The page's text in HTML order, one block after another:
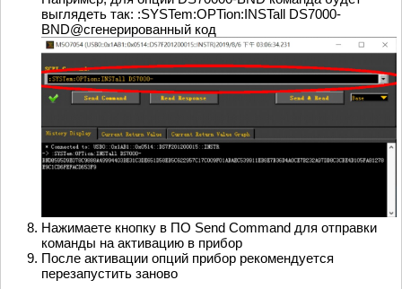
выглядеть так: :SYSTem:OPTion:INSTall DS7000-
BND@сгенерированный код
Нажимаете кнопку в ПО Send Command для отправки
команды на активацию в прибор
После активации опций прибор рекомендуется
перезапустить заново